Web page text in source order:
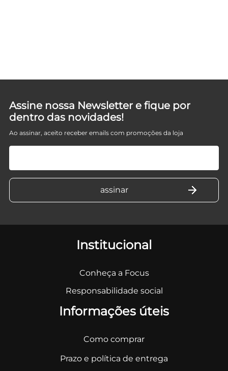
Assine nossa Newsletter e fique por
dentro das novidades!
Ao assinar, aceito receber emails com promoções da loja
Institucional
Conheça a Focus
Responsabilidade social
Informações úteis
Como comprar
Prazo e política de entrega